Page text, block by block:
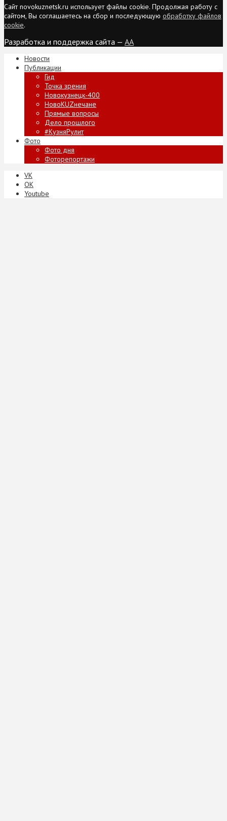
Сайт novokuznetsk.ru использует файлы cookie. Продолжая работу с
сайтом, Вы соглашаетесь на сбор и последующую обработку файлов
cookie.
Разработка и поддержка сайта — AA
Новости
Публикации
Гид
Точка зрения
Новокузнецк-400
НовоKUZнечане
Прямые вопросы
Дело прошлого
#КузняРулит
Фото
Фото дня
Фоторепортажи
VK
ОК
Youtube